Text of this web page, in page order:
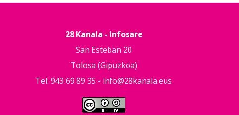
28 Kanala - Infosare
San Esteban 20
Tolosa (Gipuzkoa)
Tel: 943 69 89 35 - info@28kanala.eus